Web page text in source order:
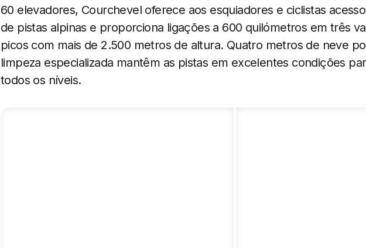
60 elevadores, Courchevel oferece aos esquiadores e ciclistas
de pistas alpinas e proporciona ligações a 600 quilómetros em três
picos com mais de 2.500 metros de altura. Quatro metros de neve
limpeza especializada mantêm as pistas em excelentes condições
todos os níveis.